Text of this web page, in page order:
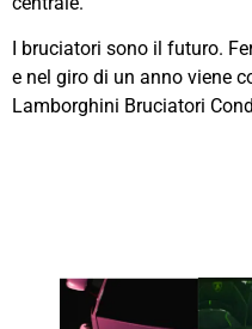
I bruciatori sono il futuro.
e nel giro di un anno viene
Lamborghini Bruciatori